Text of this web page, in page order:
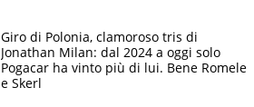
Giro di Polonia, clamoroso tris di
Jonathan Milan: dal 2024 a oggi solo
Pogacar ha vinto più di lui. Bene Romele
e Skerl